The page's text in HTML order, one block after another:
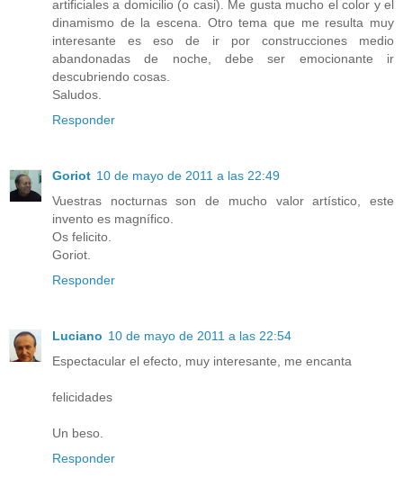
artificiales a domicilio (o casi). Me gusta mucho el color y el
dinamismo de la escena. Otro tema que me resulta muy
interesante es eso de ir por construcciones medio
abandonadas de noche, debe ser emocionante ir
descubriendo cosas.
Saludos.
Responder
Goriot 10 de mayo de 2011 a las 22:49
Vuestras nocturnas son de mucho valor artístico, este
invento es magnífico.
Os felicito.
Goriot.
Responder
Luciano 10 de mayo de 2011 a las 22:54
Espectacular el efecto, muy interesante, me encanta
felicidades
Un beso.
Responder